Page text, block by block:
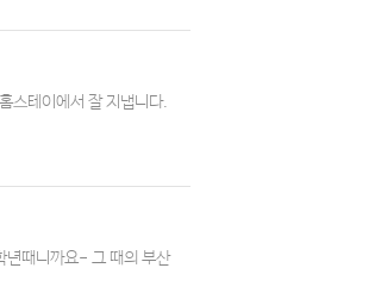
스테이에서 잘 지냅니다.
년때니까요- 그 때의 부산